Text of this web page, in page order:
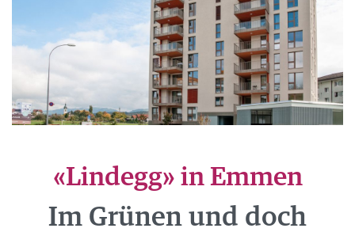
DIENSTLEISTUNGEN
VERMIETUNG
PROJEKTENTWICKLUNG
ANGEBOT
KAUFEN
MIETEN
REFERENZEN
«Lindegg» in Emmen
Im Grünen und doch